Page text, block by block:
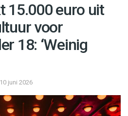
15.000 euro uit
voor
18: ‘Weinig
10 juni 2026